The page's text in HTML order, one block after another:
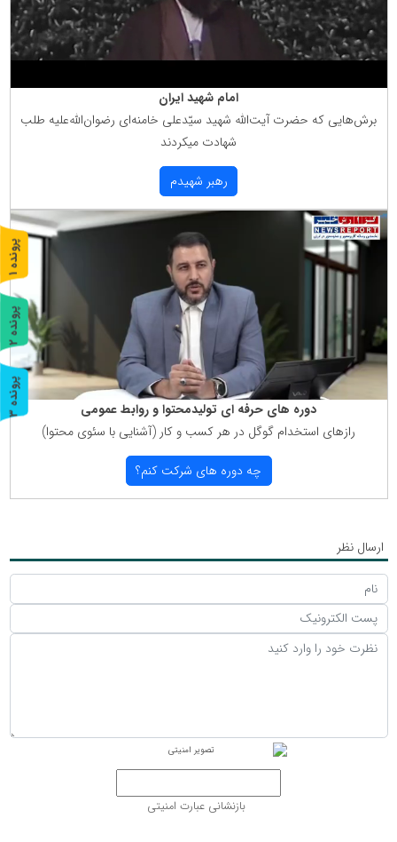
امام شهید ایران
برش‌هایی كه حضرت آیت‌الله شهید سیّدعلی خامنه‌ای رضوان‌الله‌علیه طلب
شهادت میكردند
رهبر شهیدم
دوره های حرفه ای تولیدمحتوا و روابط عمومی
رازهای استخدام گوگل در هر كسب و كار (آشنایی با سئوی محتوا)
چه دوره های شركت كنم؟
ارسال نظر
بازنشانی عبارت امنیتی
پ
ر
و
ن
د
ه
1
پ
ر
و
ن
د
ه
2
پ
ر
و
ن
د
ه
3